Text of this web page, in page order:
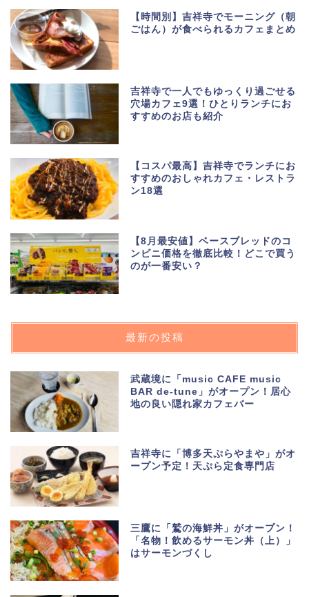
【時間別】吉祥寺でモーニング（朝
ごはん）が食べられるカフェまとめ
吉祥寺で一人でもゆっくり過ごせる
穴場カフェ9選！ひとりランチにお
すすめのお店も紹介
【コスパ最高】吉祥寺でランチにお
すすめのおしゃれカフェ・レストラ
ン18選
【8月最安値】ベースブレッドのコ
ンビニ価格を徹底比較！どこで買う
のが一番安い？
最新の投稿
武蔵境に「music CAFE music
BAR de-tune」がオープン！居心
地の良い隠れ家カフェバー
吉祥寺に「博多天ぷらやまや」がオ
ープン予定！天ぷら定食専門店
三鷹に「鷲の海鮮丼」がオープン！
「名物！飲めるサーモン丼（上）」
はサーモンづくし